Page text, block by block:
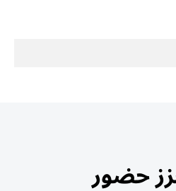
حضور